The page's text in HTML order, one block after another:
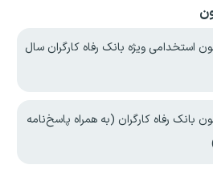
استخدامی ویژه بانک رفاه کارگران سال
بانک رفاه کارگران (به همراه پاسخ‌نامه